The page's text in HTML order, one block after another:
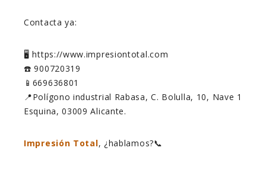
Contacta ya:
🖥️ https://www.impresiontotal.com
☎️ 900720319
📱669636801
📍Polígono industrial Rabasa, C. Bolulla, 10, Nave 1
Esquina, 03009 Alicante.
Impresión Total, ¿hablamos?📞